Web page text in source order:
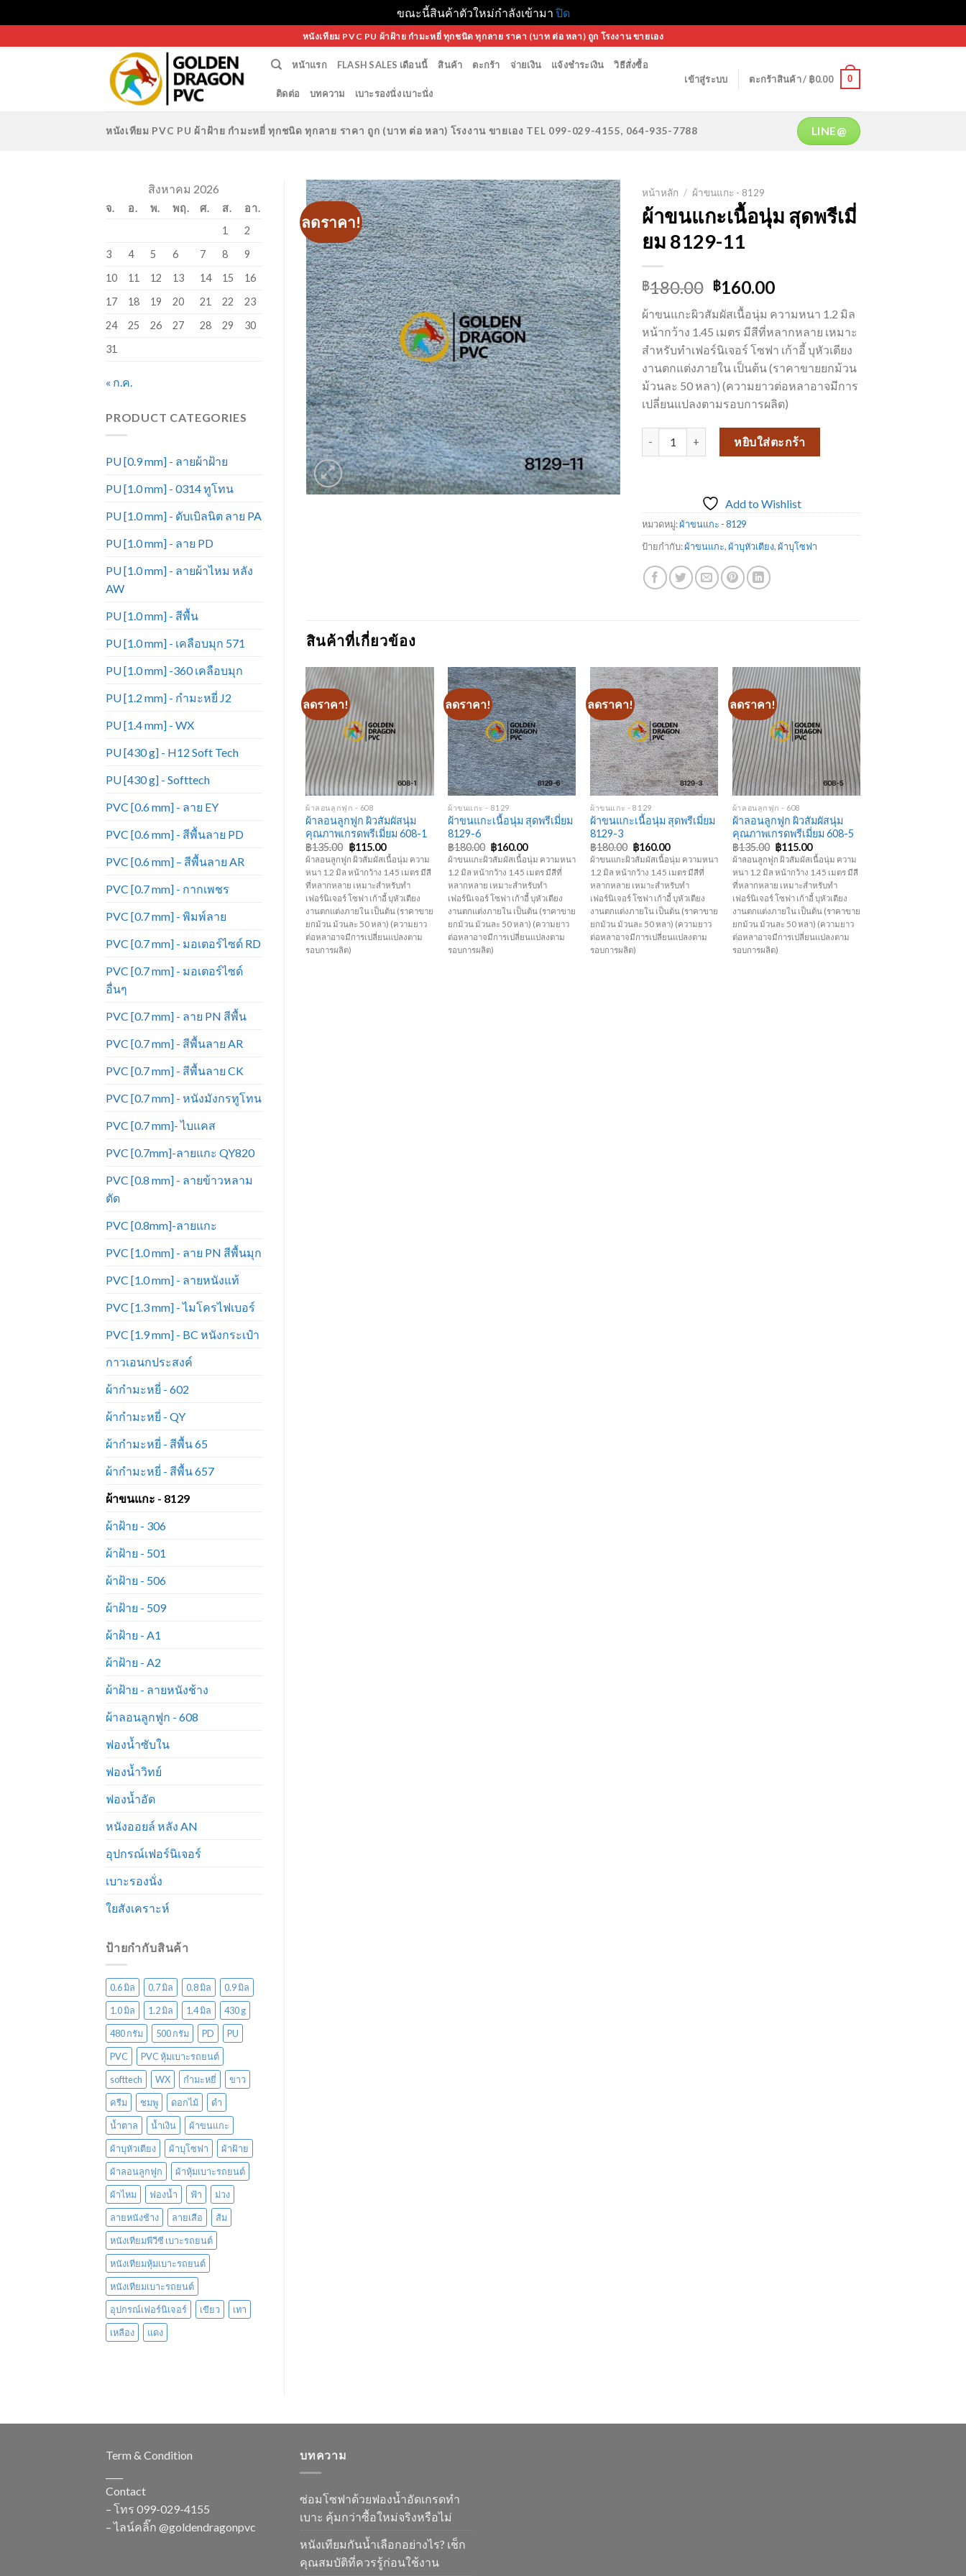
ขณะนี้สินค้าตัวใหม่กำลังเข้ามา ปิด
to
หนังเทียม PVC PU ผ้าฝ้าย กำมะหยี่ ทุกชนิด ทุกลาย ราคา (บาท ต่อ หลา) ถูก โรงงาน ขายเอง
หน้าแรก FLASH SALES เดือนนี้ สินค้า ตะกร้า จ่ายเงิน แจ้งชำระเงิน วิธีสั่งซื้อ
ติดต่อ บทความ เบาะรองนั่ง เบาะนั่ง
เข้าสู่ระบบ ตะกร้าสินค้า / ฿0.00 0
หนังเทียม PVC PU ผ้าฝ้าย กำมะหยี่ ทุกชนิด ทุกลาย ราคา ถูก (บาท ต่อ หลา) โรงงาน ขายเอง TEL 099-029-4155, 064-935-7788 LINE@
สิงหาคม 2026
จ. อ. พ. พฤ. ศ. ส.
อา.
1
2
3
4 5 6 7 8
9
10
11 12 13 14 15
16
17
18 19 20 21 22
23
24
25 26 27 28 29
30
31
« ก.ค.
PRODUCT CATEGORIES
PU [0.9 mm] - ลายผ้าฝ้าย
PU [1.0 mm] - 0314 ทูโทน
PU [1.0 mm] - ดับเบิลนิต ลาย PA
PU [1.0 mm] - ลาย PD
PU [1.0 mm] - ลายผ้าไหม หลัง
AW
PU [1.0 mm] - สีพื้น
PU [1.0 mm] - เคลือบมุก 571
PU [1.0 mm] -360 เคลือบมุก
PU [1.2 mm] - กำมะหยี่ J2
PU [1.4 mm] - WX
PU [430 g] - H12 Soft Tech
PU [430 g] - Softtech
PVC [0.6 mm] - ลาย EY
PVC [0.6 mm] - สีพื้นลาย PD
PVC [0.6 mm] – สีพื้นลาย AR
PVC [0.7 mm] - กากเพชร
PVC [0.7 mm] - พิมพ์ลาย
PVC [0.7 mm] - มอเตอร์ไซด์ RD
PVC [0.7 mm] - มอเตอร์ไซด์
อื่นๆ
PVC [0.7 mm] - ลาย PN สีพื้น
PVC [0.7 mm] - สีพื้นลาย AR
PVC [0.7 mm] - สีพื้นลาย CK
PVC [0.7 mm] - หนังมังกรทูโทน
PVC [0.7 mm]- ไบแคส
PVC [0.7mm]-ลายแกะ QY820
PVC [0.8 mm] - ลายข้าวหลาม
ตัด
PVC [0.8mm]-ลายแกะ
PVC [1.0 mm] - ลาย PN สีพื้นมุก
PVC [1.0 mm] - ลายหนังแท้
PVC [1.3 mm] - ไมโครไฟเบอร์
PVC [1.9 mm] - BC หนังกระเป๋า
กาวเอนกประสงค์
ผ้ากำมะหยี่ - 602
ผ้ากำมะหยี่ - QY
ผ้ากำมะหยี่ - สีพื้น 65
ผ้ากำมะหยี่ - สีพื้น 657
ผ้าขนแกะ - 8129
ผ้าฝ้าย - 306
ผ้าฝ้าย - 501
ผ้าฝ้าย - 506
ผ้าฝ้าย - 509
ผ้าฝ้าย - A1
ผ้าฝ้าย - A2
ผ้าฝ้าย - ลายหนังช้าง
ผ้าลอนลูกฟูก - 608
ฟองน้ำซับใน
ฟองน้ำวิทย์
ฟองน้ำอัด
หนังออยล์ หลัง AN
อุปกรณ์เฟอร์นิเจอร์
เบาะรองนั่ง
ใยสังเคราะห์
ป้ายกำกับสินค้า
0.6 มิล 0.7 มิล 0.8 มิล
0.9 มิล
1.0 มิล
1.2 มิล 1.4 มิล
430 g
480 กรัม
500 กรัม PD
PU
PVC
PVC หุ้มเบาะรถยนต์
softtech
WX กำมะหยี่
ขาว
ครีม
ชมพู ดอกไม้
ดำ
น้ำตาล
น้ำเงิน
ผ้าขนแกะ
ผ้าบุหัวเตียง
ผ้าบุโซฟา
ผ้าฝ้าย
ผ้าลอนลูกฟูก
ผ้าหุ้มเบาะรถยนต์
ผ้าไหม
ฟองน้ำ ฟ้า
ม่วง
ลายหนังช้าง
ลายเสือ
ส้ม
หนังเทียมพีวีซี เบาะรถยนต์
หนังเทียมหุ้มเบาะรถยนต์
หนังเทียมเบาะรถยนต์
อุปกรณ์เฟอร์นิเจอร์
เขียว
เทา
เหลือง
แดง
ลดราคา!
Add to
Wishlist
หน้าหลัก / ผ้าขนแกะ - 8129
ผ้าขนแกะเนื้อนุ่ม สุดพรีเมี่
ยม 8129-11
฿180.00 Original
price
was:
฿180.00.
฿160.00Current
is:
฿160.00.
ผ้าขนแกะผิวสัมผัสเนื้อนุ่ม ความหนา 1.2 มิล
หน้ากว้าง 1.45 เมตร มีสีที่หลากหลาย เหมาะ
สำหรับทำเฟอร์นิเจอร์ โซฟา เก้าอี้ บุหัวเตียง
งานตกแต่งภายใน เป็นต้น (ราคาขายยกม้วน
ม้วนละ 50 หลา) (ความยาวต่อหลาอาจมีการ
เปลี่ยนแปลงตามรอบการผลิต)
จำนวน ผ้าขนแกะเนื้อนุ่ม สุดพรีเมี่ยม 8129-11 ชิ้น
หยิบใส่ตะกร้า
Add to Wishlist
หมวดหมู่:ผ้าขนแกะ - 8129
ป้ายกำกับ:ผ้าขนแกะ,ผ้าบุหัวเตียง,ผ้าบุโซฟา
สินค้าที่เกี่ยวข้อง
ลดราคา!
Add to
+
ผ้าลอนลูกฟูก - 608
ผ้าลอนลูกฟูก ผิวสัมผัสนุ่ม
คุณภาพเกรดพรีเมี่ยม 608-1
฿135.00 Original
price
was:
฿135.00.
฿115.00Current
price
is:
฿115.00.
ผ้าลอนลูกฟูก ผิวสัมผัสเนื้อนุ่ม ความ
หนา 1.2 มิล หน้ากว้าง 1.45 เมตร มีสี
ที่หลากหลาย เหมาะสำหรับทำ
เฟอร์นิเจอร์ โซฟา เก้าอี้ บุหัวเตียง
งานตกแต่งภายใน เป็นต้น (ราคาขาย
ยกม้วน ม้วนละ 50 หลา) (ความยาว
ต่อหลาอาจมีการเปลี่ยนแปลงตาม
รอบการผลิต)
ลดราคา!
Add to
Wishlist
+
ผ้าขนแกะ - 8129
ผ้าขนแกะเนื้อนุ่ม สุดพรีเมี่ยม
8129-6
฿180.00 Original
price
was:
฿180.00.
฿160.00Current
price
is:
฿160.00.
ผ้าขนแกะผิวสัมผัสเนื้อนุ่ม ความหนา
1.2 มิล หน้ากว้าง 1.45 เมตร มีสีที่
หลากหลาย เหมาะสำหรับทำ
เฟอร์นิเจอร์ โซฟา เก้าอี้ บุหัวเตียง
งานตกแต่งภายใน เป็นต้น (ราคาขาย
ยกม้วน ม้วนละ 50 หลา) (ความยาว
ต่อหลาอาจมีการเปลี่ยนแปลงตาม
รอบการผลิต)
ลดราคา!
Add to
Wishlist
+
ผ้าขนแกะ - 8129
ผ้าขนแกะเนื้อนุ่ม สุดพรีเมี่ยม
8129-3
฿180.00 Original
price
was:
฿180.00.
฿160.00Current
price
is:
฿160.00.
ผ้าขนแกะผิวสัมผัสเนื้อนุ่ม ความหนา
1.2 มิล หน้ากว้าง 1.45 เมตร มีสีที่
หลากหลาย เหมาะสำหรับทำ
เฟอร์นิเจอร์ โซฟา เก้าอี้ บุหัวเตียง
งานตกแต่งภายใน เป็นต้น (ราคาขาย
ยกม้วน ม้วนละ 50 หลา) (ความยาว
ต่อหลาอาจมีการเปลี่ยนแปลงตาม
รอบการผลิต)
ลดราคา!
Add to
Wishlist
+
ผ้าลอนลูกฟูก - 608
ผ้าลอนลูกฟูก ผิวสัมผัสนุ่ม
คุณภาพเกรดพรีเมี่ยม 608-5
฿135.00 Original
price
was:
฿135.00.
฿115.00Current
price
is:
฿115.00.
ผ้าลอนลูกฟูก ผิวสัมผัสเนื้อนุ่ม ความ
หนา 1.2 มิล หน้ากว้าง 1.45 เมตร มีสี
ที่หลากหลาย เหมาะสำหรับทำ
เฟอร์นิเจอร์ โซฟา เก้าอี้ บุหัวเตียง
งานตกแต่งภายใน เป็นต้น (ราคาขาย
ยกม้วน ม้วนละ 50 หลา) (ความยาว
ต่อหลาอาจมีการเปลี่ยนแปลงตาม
รอบการผลิต)
Add to
price
is:
ผ้าขนแกะผิวสัมผัสเนื้อนุ่ม ความหนา
หลากหลาย เหมาะสำหรับทำ
เฟอร์นิเจอร์ โซฟา เก้าอี้ บุหัวเตียง
งานตกแต่งภายใน เป็นต้น (ราคาขาย
ยกม้วน ม้วนละ 50 หลา) (ความยาว
ลดราคา!
+
ผ้าลอนลูกฟูก - 608
คุณภาพเกรดพรีเมี่ยม 608-10
was:
price
is:
ผ้าลอนลูกฟูก ผิวสัมผัสเนื้อนุ่ม ความ
ที่หลากหลาย เหมาะสำหรับทำ
เฟอร์นิเจอร์ โซฟา เก้าอี้ บุหัวเตียง
งานตกแต่งภายใน เป็นต้น (ราคาขาย
ยกม้วน ม้วนละ 50 หลา) (ความยาว
ต่อหลาอาจมีการเปลี่ยนแปลงตาม
รอบการผลิต)
Term & Condition
Contact
– โทร 099-029-4155
– ไลน์คลิ๊ก @goldendragonpvc
บทความ
ซ่อมโซฟาด้วยฟองน้ำอัดเกรดทำ
เบาะ คุ้มกว่าซื้อใหม่จริงหรือไม่
หนังเทียมกันน้ำเลือกอย่างไร? เช็ก
คุณสมบัติที่ควรรู้ก่อนใช้งาน